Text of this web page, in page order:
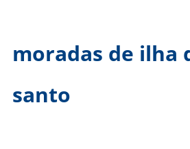
moradas de ilha
santo